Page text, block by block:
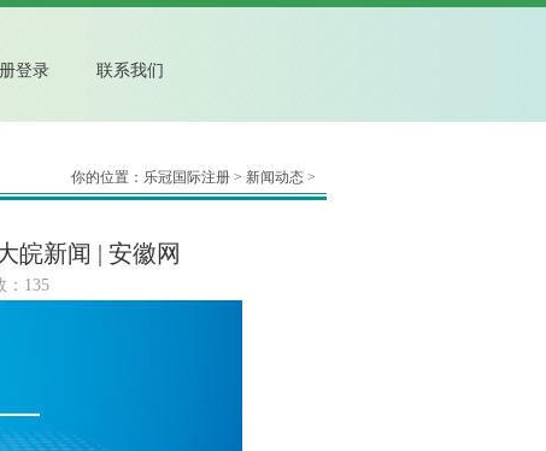
登录 联系我们
你的位置： 乐冠国际注册 > 新闻动态 >
皖新闻 | 安徽网
：135